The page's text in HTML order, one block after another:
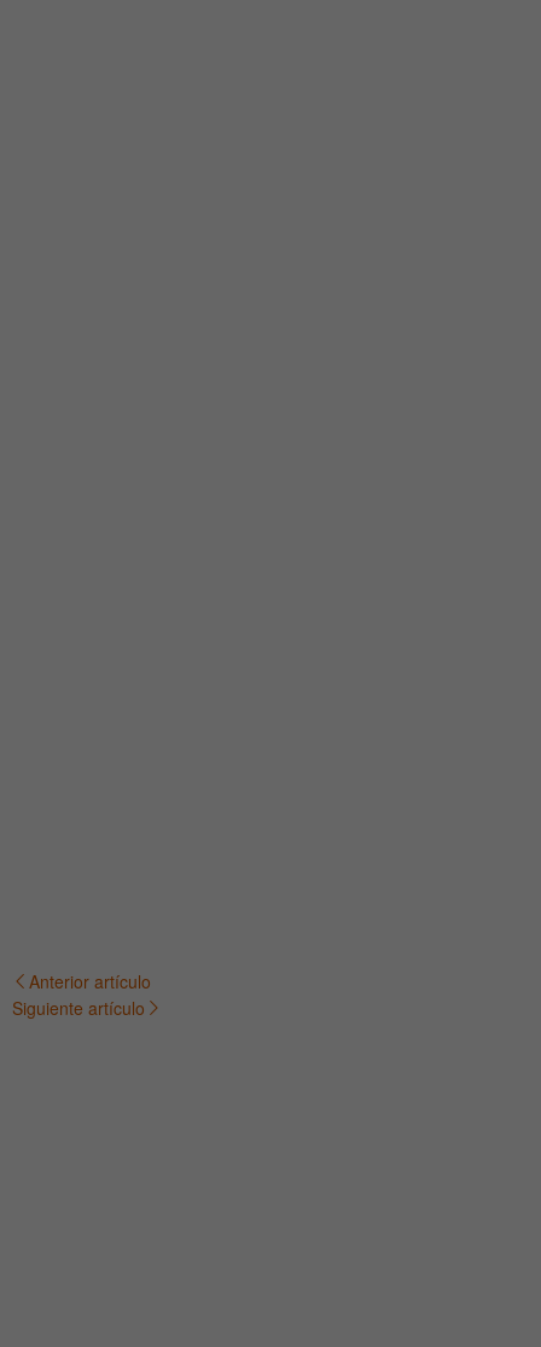
Navegación
Anterior artículo
Siguiente artículo